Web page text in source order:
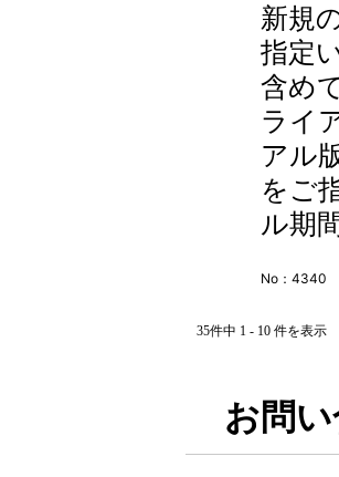
新規
指定
含め
ライ
アル
をご
ル期
No：4340
35件中 1 - 10 件を表示
お問